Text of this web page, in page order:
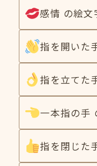
感情 の絵文
指を開いた
指を立てた
一本指の手
指を閉じた